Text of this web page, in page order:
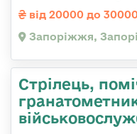
від 20000 до
Запоріжжя,
Стpілець,